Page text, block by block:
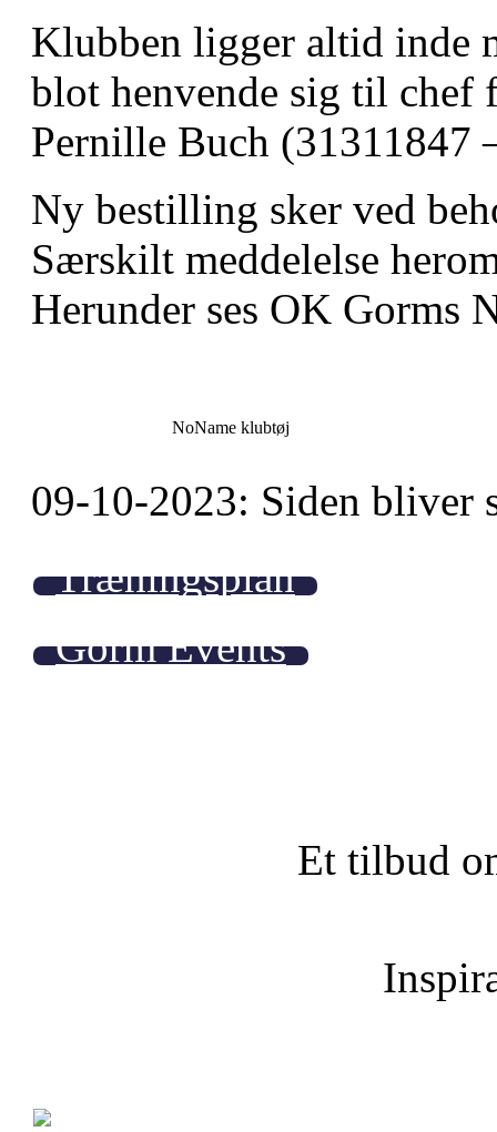
Klubben ligger altid inde
blot henvende sig til chef
Pernille Buch (31311847
Ny bestilling sker ved
Særskilt meddelelse
Herunder ses OK Gorms
NoName klubtøj
09-10-2023: Siden bliver
Træningsplan
Gorm Events
Et tilbud